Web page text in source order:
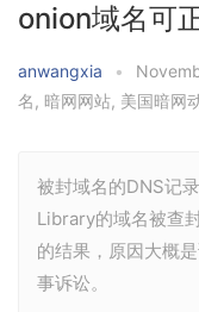
onion域名可
anwangxia •
名 , 暗网网站, 美国暗网
被封域名的DNS记
Library的域名被查
的结果，原因大概
事诉讼。